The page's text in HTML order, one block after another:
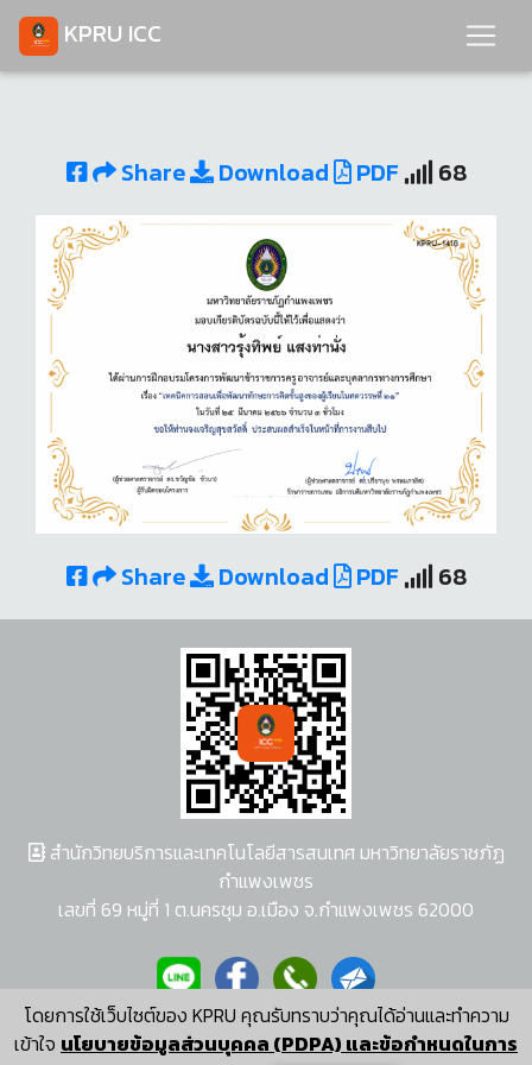
KPRU ICC
Share Download PDF 68
Share Download PDF 68
โดยการใช้เว็บไซต์ของ KPRU คุณรับทราบว่าคุณได้อ่านและทำความ
เข้าใจ นโยบายข้อมูลส่วนบุคคล (PDPA) และข้อกำหนดในการ
สำนักวิทยบริการและเทคโนโลยีสารสนเทศ มหาวิทยาลัยราชภัฏ
กำแพงเพชร
เลขที่ 69 หมู่ที่ 1 ต.นครชุม อ.เมือง จ.กำแพงเพชร 62000
ผู้พัฒนาระบบ อนุชา พวงผกา